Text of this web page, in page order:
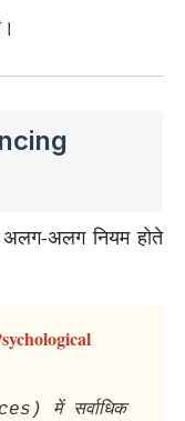
अलग नियम होते
में सर्वाधिक